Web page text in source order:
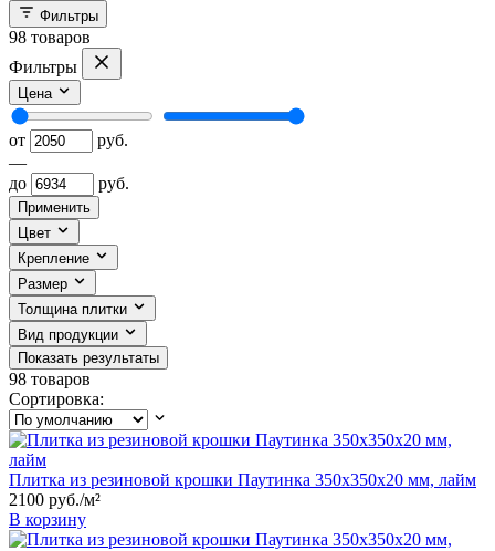
Фильтры
98 товаров
Фильтры
Цена
от
руб.
—
до
руб.
Применить
Цвет
Крепление
Размер
Толщина плитки
Вид продукции
Показать результаты
98 товаров
Сортировка:
Плитка из резиновой крошки Паутинка 350x350x20 мм, лайм
2100 руб./м²
В корзину